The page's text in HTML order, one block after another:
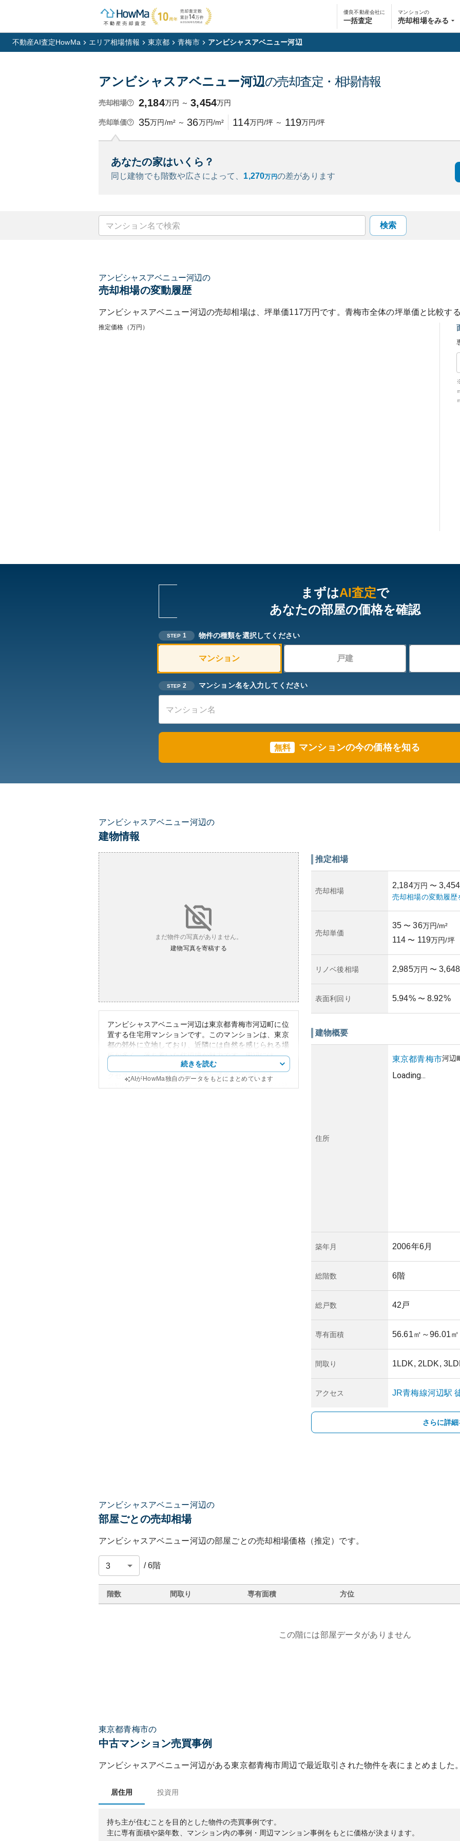
優良不動産会社に
一括査定
マンションの
売却相場をみる
不動産AI査定HowMa エリア相場情報 東京都 青梅市 アンビシャスアベニュー河辺
アンビシャスアベニュー河辺の売却査定・相場情報
売却相場 2,184万円 ～ 3,454万円
売却単価 35万円/m² ～ 36万円/m² 114万円/坪 ～ 119万円/坪
あなたの家はいくら？
同じ建物でも階数や広さによって、 1,270万円の差があります
検索
アンビシャスアベニュー河辺の
売却相場の変動履歴
アンビシャスアベニュー河辺の売却相場は、坪単価117万円です。 青梅市全体の坪単価と比較す
推定価格（万円）
まずはAI査定で
あなたの部屋の価格を確認
STEP 1 物件の種類を選択してください
マンション 戸建
STEP 2 マンション名を入力してください
無料 マンションの今の価格を知る
アンビシャスアベニュー河辺の
建物情報
まだ物件の写真がありません。
建物写真を寄稿する
アンビシャスアベニュー河辺は東京都青梅市河辺町に位
置する住宅用マンションです。このマンションは、東京
都の郊外に立地しており、近隣には自然を感じられる場
所が多く、落ち着いた住環境が魅力です。周辺には、
JR青梅線の河辺駅が徒歩7分の距離にあり、都心へのア
クセスも容易であるため、通勤や通学には便利です。
続きを読む
AIがHowMa独自のデータをもとにまとめています
推定相場
売却相場
2,184万円 〜 3,454
売却相場の変動履歴
売却単価
35 〜 36万円/m²
114 〜 119万円/坪
リノベ後相場 2,985万円 〜 3,648
表面利回り 5.94% 〜 8.92%
建物概要
住所
東京都青梅市河辺
Loading...
築年月 2006年6月
総階数 6階
総戸数 42戸
専有面積 56.61㎡ ～96.01㎡
間取り 1LDK, 2LDK,
アクセス JR青梅線河辺駅
さらに詳
アンビシャスアベニュー河辺の
部屋ごとの売却相場
アンビシャスアベニュー河辺の部屋ごとの売却相場価格（推定）です。
/6階
階数 間取り 専有面積 方位
この階には部屋データがありません
東京都青梅市の
中古マンション売買事例
アンビシャスアベニュー河辺 がある東京都青梅市周辺で最近取引された物件を表にまとめました
居住用 投資用
持ち主が住むことを目的とした物件の売買事例です。
主に専有面積や築年数、マンション内の事例・周辺マンション事例をもとに価格が決まります。